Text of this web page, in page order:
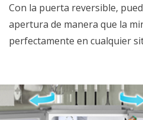
Con la puerta reversible,
apertura de manera que la
perfectamente en cualquier